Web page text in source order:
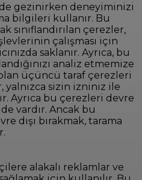
gezinirken deneyiminizi
bilgileri kullanır. Bu
sınıflandırılan çerezler,
çalışması için
saklanır. Ayrıca, bu
analiz etmemize
olan üçüncü taraf çerezleri
yalnızca sizin izniniz ile
Ayrıca bu çerezleri devre
vardır. Ancak bu
dışı bırakmak, tarama
alakalı reklamlar ve